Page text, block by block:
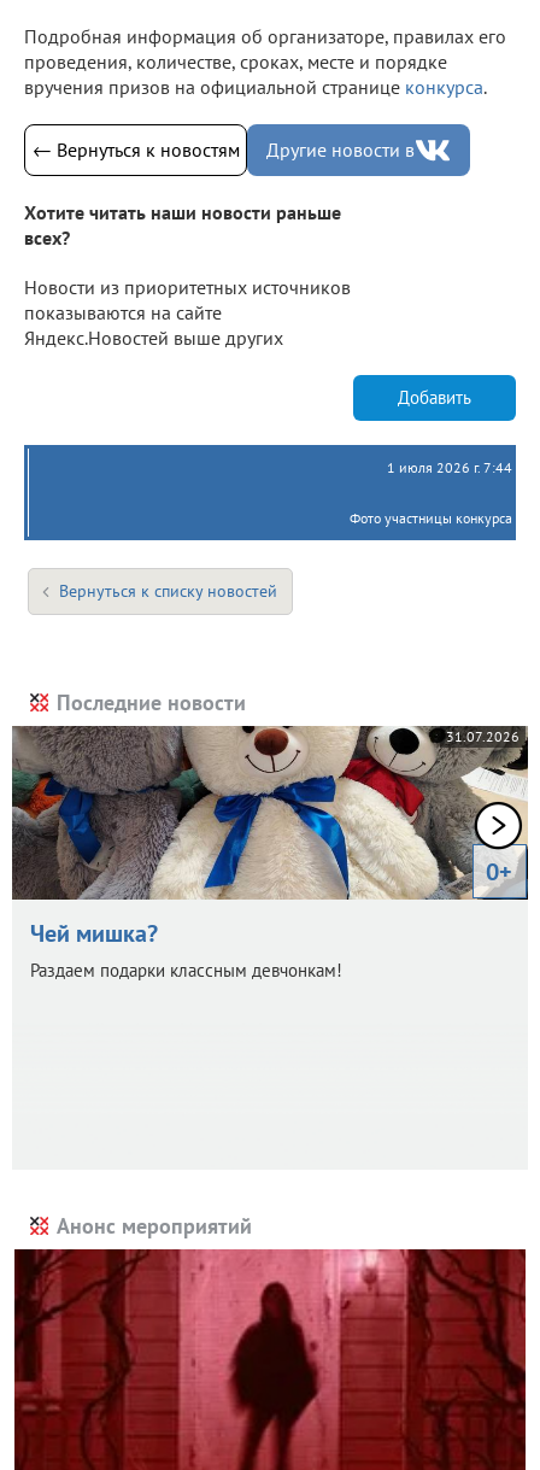
Подробная информация об организаторе, правилах его
проведения, количестве, сроках, месте и порядке
вручения призов на официальной странице конкурса.
← Вернуться к новостям Другие новости в
Хотите читать наши новости раньше
всех?
Новости из приоритетных источников
показываются на сайте
Яндекс.Новостей выше других
Добавить
1 июля 2026 г. 7:44
Фото участницы конкурса
Вернуться к списку новостей
Последние новости
31.07.2026
0+
Чей мишка?
Раздаем подарки классным девчонкам!
Анонс мероприятий